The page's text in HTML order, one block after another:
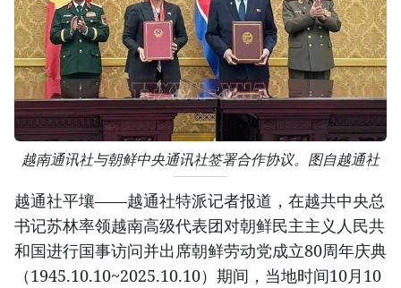
越南通讯社与朝鲜中央通讯社签署合作协议。图自越通社
越通社平壤——越通社特派记者报道，在越共中央总
书记苏林率领越南高级代表团对朝鲜民主主义人民共
和国进行国事访问并出席朝鲜劳动党成立80周年庆典
（1945.10.10~2025.10.10）期间，当地时间10月10